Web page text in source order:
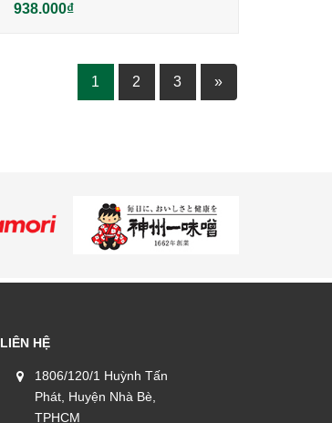
938.000₫
1 2 3 »
LIÊN HỆ
1806/120/1 Huỳnh Tấn
Phát, Huyện Nhà Bè,
TPHCM